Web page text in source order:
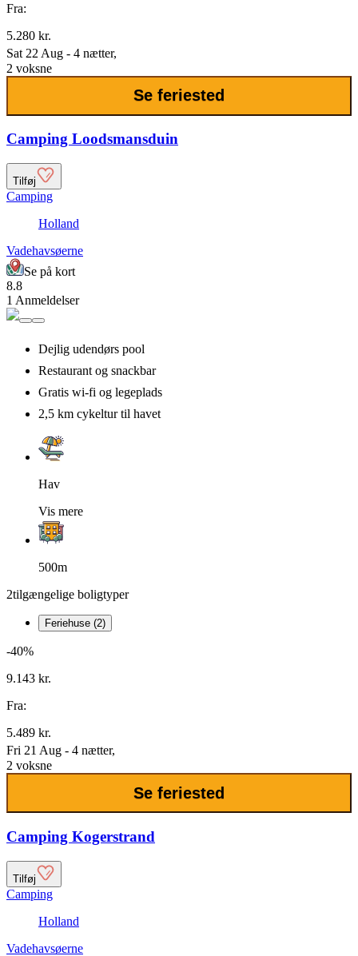
Fra:
5.280 kr.
Sat 22 Aug - 4 nætter,
2 voksne
Se feriested
Camping Loodsmansduin
Tilføj
Camping
Holland
Vadehavsøerne
Se på kort
8.8
1 Anmeldelser
Dejlig udendørs pool
Restaurant og snackbar
Gratis wi-fi og legeplads
2,5 km cykeltur til havet
Hav
Vis mere
500m
2tilgængelige boligtyper
Feriehuse (2)
-40%
9.143 kr.
Fra:
5.489 kr.
Fri 21 Aug - 4 nætter,
2 voksne
Se feriested
Camping Kogerstrand
Tilføj
Camping
Holland
Vadehavsøerne